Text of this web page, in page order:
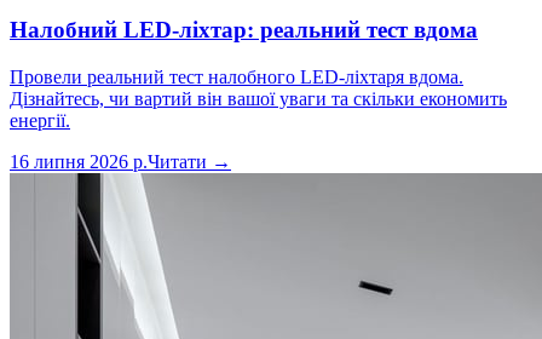
Налобний LED-ліхтар: реальний тест вдома
Провели реальний тест налобного LED-ліхтаря вдома.
Дізнайтесь, чи вартий він вашої уваги та скільки економить
енергії.
16 липня 2026 р.Читати →